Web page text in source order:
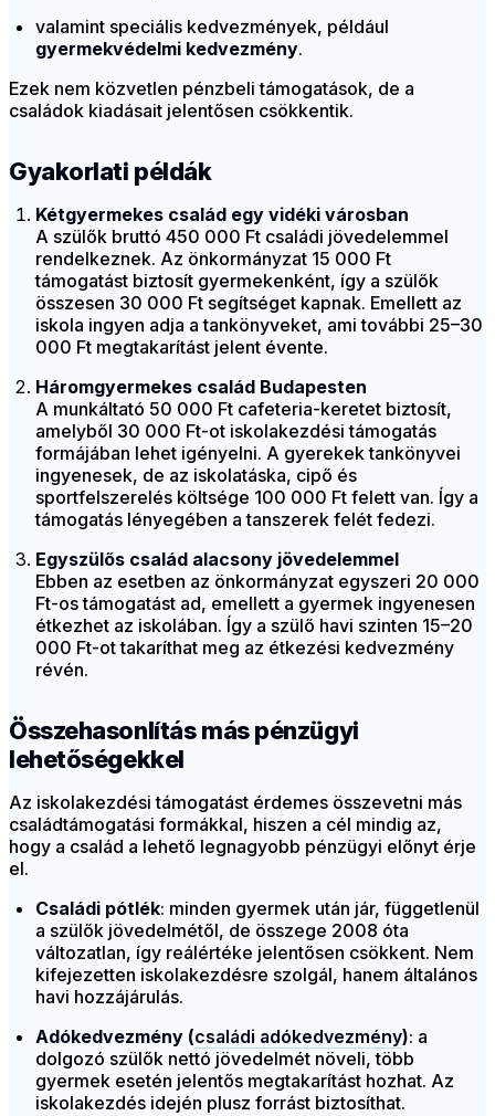
valamint speciális kedvezmények, például
gyermekvédelmi kedvezmény.
Ezek nem közvetlen pénzbeli támogatások, de a
családok kiadásait jelentősen csökkentik.
Gyakorlati példák
Kétgyermekes család egy vidéki városban
A szülők bruttó 450 000 Ft családi jövedelemmel
rendelkeznek. Az önkormányzat 15 000 Ft
támogatást biztosít gyermekenként, így a szülők
összesen 30 000 Ft segítséget kapnak. Emellett az
iskola ingyen adja a tankönyveket, ami további 25–30
000 Ft megtakarítást jelent évente.
Háromgyermekes család Budapesten
A munkáltató 50 000 Ft cafeteria-keretet biztosít,
amelyből 30 000 Ft-ot iskolakezdési támogatás
formájában lehet igényelni. A gyerekek tankönyvei
ingyenesek, de az iskolatáska, cipő és
sportfelszerelés költsége 100 000 Ft felett van. Így a
támogatás lényegében a tanszerek felét fedezi.
Egyszülős család alacsony jövedelemmel
Ebben az esetben az önkormányzat egyszeri 20 000
Ft-os támogatást ad, emellett a gyermek ingyenesen
étkezhet az iskolában. Így a szülő havi szinten 15–20
000 Ft-ot takaríthat meg az étkezési kedvezmény
révén.
Összehasonlítás más pénzügyi
lehetőségekkel
Az iskolakezdési támogatást érdemes összevetni más
családtámogatási formákkal, hiszen a cél mindig az,
hogy a család a lehető legnagyobb pénzügyi előnyt érje
el.
Családi pótlék: minden gyermek után jár, függetlenül
a szülők jövedelmétől, de összege 2008 óta
változatlan, így reálértéke jelentősen csökkent. Nem
kifejezetten iskolakezdésre szolgál, hanem általános
havi hozzájárulás.
Adókedvezmény (családi adókedvezmény): a
dolgozó szülők nettó jövedelmét növeli, több
gyermek esetén jelentős megtakarítást hozhat. Az
iskolakezdés idején plusz forrást biztosíthat.